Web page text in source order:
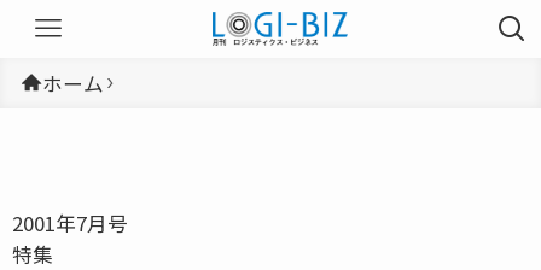
ホーム
2001年7月号
特集